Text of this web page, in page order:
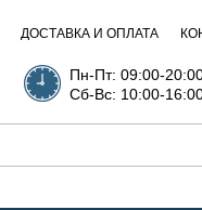
ДОСТАВКА И ОПЛАТА
Пн-Пт: 09:00-
Сб-Вс: 10:00-